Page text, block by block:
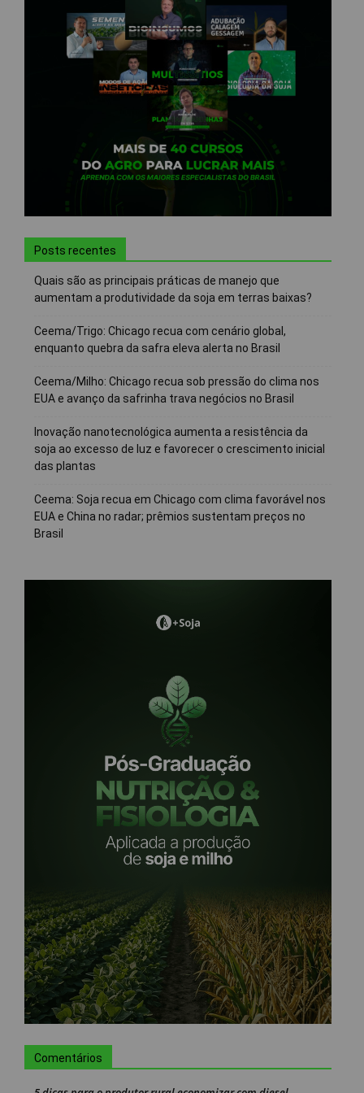
Posts recentes
Quais são as principais práticas de manejo que
aumentam a produtividade da soja em terras baixas?
Ceema/Trigo: Chicago recua com cenário global,
enquanto quebra da safra eleva alerta no Brasil
Ceema/Milho: Chicago recua sob pressão do clima nos
EUA e avanço da safrinha trava negócios no Brasil
Inovação nanotecnológica aumenta a resistência da
soja ao excesso de luz e favorecer o crescimento inicial
das plantas
Ceema: Soja recua em Chicago com clima favorável nos
EUA e China no radar; prêmios sustentam preços no
Brasil
Comentários